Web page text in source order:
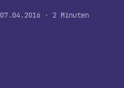
07.04.2016 · 2 Minuten